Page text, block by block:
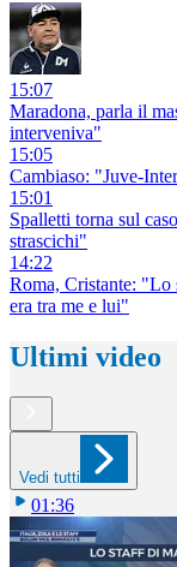
15:07
Maradona, parla il
interveniva"
15:05
Cambiaso: "Juve-
15:01
Spalletti torna sul
strascichi"
14:22
Roma, Cristante: "Lo
era tra me e lui"
Ultimi video
Vedi tutti
01:36